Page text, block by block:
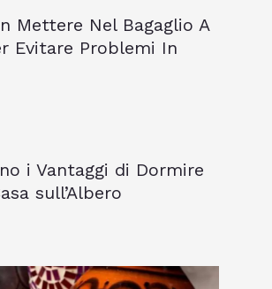
Mettere Nel Bagaglio A
Evitare Problemi In
i Vantaggi di Dormire
sull’Albero